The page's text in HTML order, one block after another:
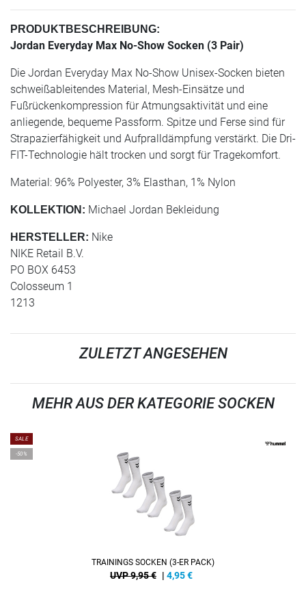
PRODUKTBESCHREIBUNG:
Jordan Everyday Max No-Show Socken (3 Pair)
Die Jordan Everyday Max No-Show Unisex-Socken bieten
schweißableitendes Material, Mesh-Einsätze und
Fußrückenkompression für Atmungsaktivität und eine
anliegende, bequeme Passform. Spitze und Ferse sind für
Strapazierfähigkeit und Aufpralldämpfung verstärkt. Die Dri-
FIT-Technologie hält trocken und sorgt für Tragekomfort.
Material: 96% Polyester, 3% Elasthan, 1% Nylon
KOLLEKTION: Michael Jordan Bekleidung
HERSTELLER: Nike
NIKE Retail B.V.
PO BOX 6453
Colosseum 1
1213
ZULETZT ANGESEHEN
MEHR AUS DER KATEGORIE SOCKEN
SALE
-50%
TRAININGS SOCKEN (3-ER PACK)
UVP 9,95 € | 4,95€